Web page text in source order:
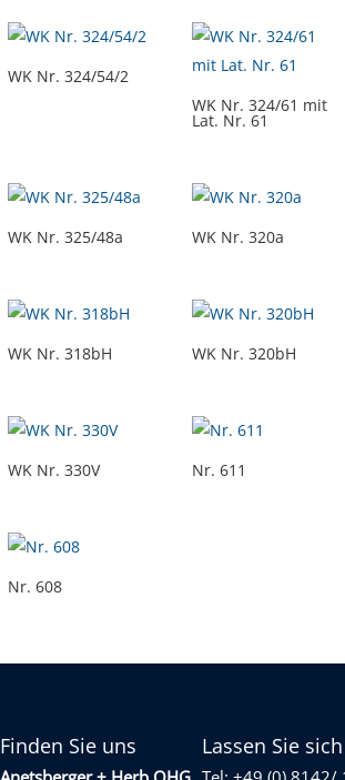
WK Nr. 324/54/2
WK Nr. 324/61 mit
Lat. Nr. 61
WK Nr. 325/48a WK Nr. 320a
WK Nr. 318bH WK Nr. 320bH
WK Nr. 330V Nr. 611
Nr. 608
Finden Sie uns Lassen Sie